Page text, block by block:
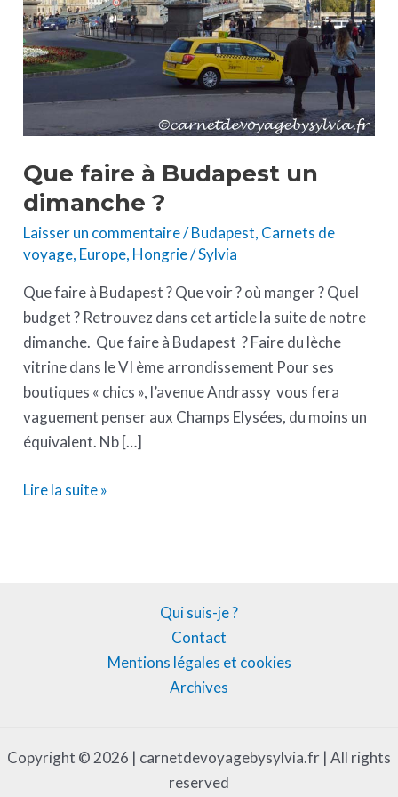
Que faire à Budapest un
dimanche ?
Laisser un commentaire/Budapest, Carnets de
voyage, Europe, Hongrie/Sylvia
Que faire à Budapest ? Que voir ? où manger ? Quel
budget ? Retrouvez dans cet article la suite de notre
dimanche. Que faire à Budapest ? Faire du lèche
vitrine dans le VI ème arrondissement Pour ses
boutiques « chics », l’avenue Andrassy vous fera
vaguement penser aux Champs Elysées, du moins un
équivalent. Nb […]
un
dimanche
?
Lire la suite »
Qui suis-je ?
Contact
Mentions légales et cookies
Archives
Copyright © 2026 | carnetdevoyagebysylvia.fr | All rights
reserved